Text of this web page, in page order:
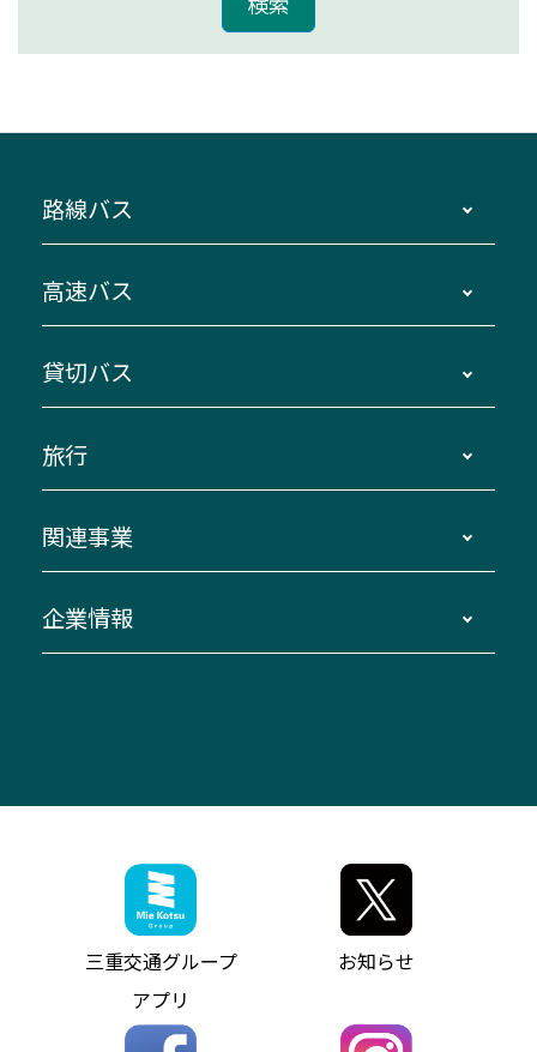
路線バス
主要停留所案内図・時刻表
路線バスのご利用方法
三重交通接近情報バスロケーションシステム
ダイヤ改正情報
迂回・休止について
臨時バスについて
伊勢二見鳥羽周遊バスCANばす
「みえブルーライン」（三重大学病院直通バ
神都ライナー
ミジュマルのラッピングバス（鈴鹿管内）
参宮バス
神都バス
パールシャトル
バス情報の見える化
高速バス
南紀・VISON～横浜・東京・埼玉
伊賀～名古屋
南紀～VISON～名古屋
湯の山温泉～名古屋
桑名・長島温泉・金城ふ頭駅～中部国際空港
（休止中）
お客様駐車場のご案内
アイコンの説明
インターネット予約
よくあるご質問
お問い合わせ
貸切バス
貸切バスのご利用について
お問い合わせ
旅行
貸切バス団体旅行
美し国周遊ばす
関連事業
自家用自動車車両運行管理
ザ・バスコレクション三重交通バスセット
三重交通公式グッズ
企業情報
ファンコーナー
お問い合わせ
お知らせ・最新情報一覧
ニュースリリース
お問い合わせ
三重交通グループ
アプリ
お知らせ